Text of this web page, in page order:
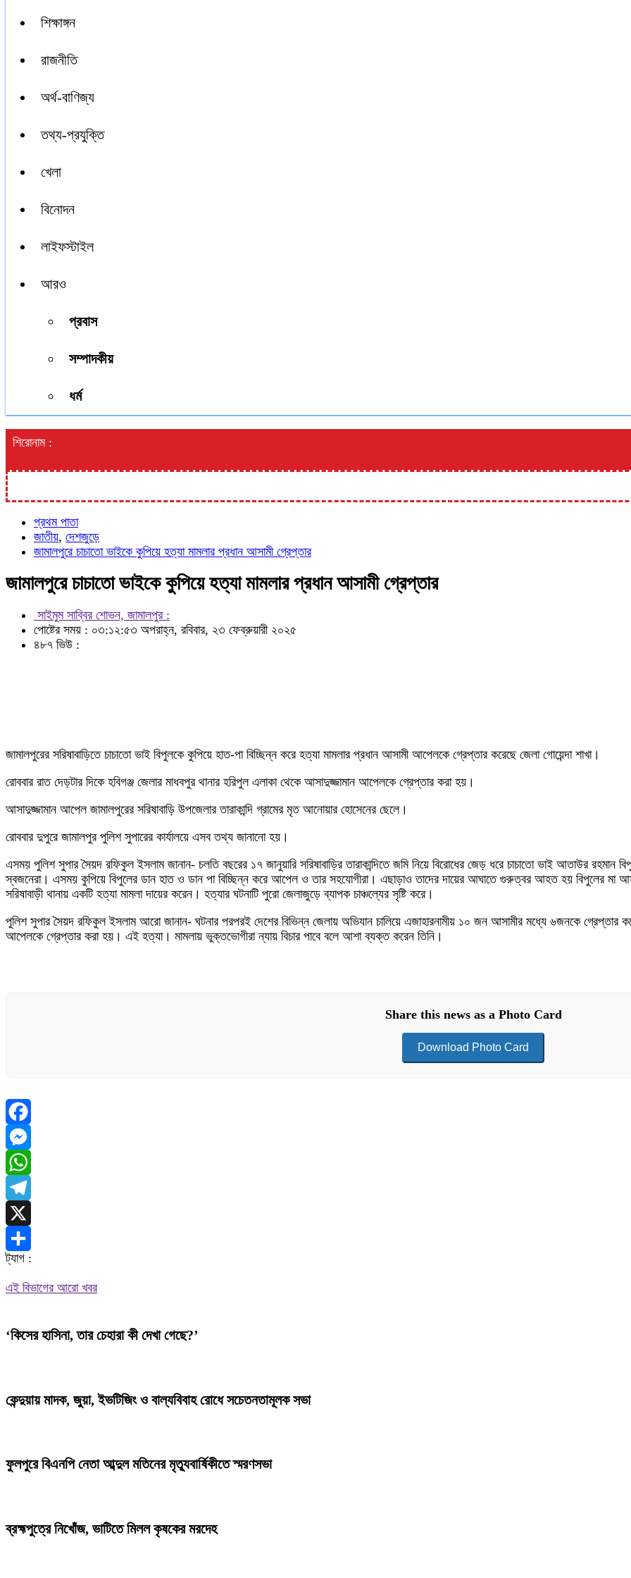
শিক্ষাঙ্গন
রাজনীতি
অর্থ-বাণিজ্য
তথ্য-প্রযুক্তি
খেলা
বিনোদন
লাইফস্টাইল
আরও
প্রবাস
সম্পাদকীয়
ধর্ম
শিরোনাম :
প্রথম পাতা
জাতীয়, দেশজুড়ে
জামালপুরে চাচাতো ভাইকে কুপিয়ে হত্যা মামলার প্রধান আসামী গ্রেপ্তার
জামালপুরে চাচাতো ভাইকে কুপিয়ে হত্যা মামলার প্রধান আসামী গ্রেপ্তার
সাইমুম সাব্বির শোভন, জামালপুর :
পোষ্টের সময় : ০৩:১২:৫৩ অপরাহ্ন, রবিবার, ২৩ ফেব্রুয়ারী ২০২৫
৪৮৭ ভিউ :
জামালপুরের সরিষাবাড়িতে চাচাতো ভাই বিপুলকে কুপিয়ে হাত-পা বিচ্ছিন্ন করে হত্যা মামলার প্রধান আসামী আপেলকে গ্রেপ্তার করেছে জেলা গোয়েন্দা শাখা।
রোববার রাত দেড়টার দিকে হবিগঞ্জ জেলার মাধবপুর থানার হরিপুল এলাকা থেকে আসাদুজ্জামান আপেলকে গ্রেপ্তার করা হয়।
আসাদুজ্জামান আপেল জামালপুরের সরিষাবাড়ি উপজেলার তারাকান্দি গ্রামের মৃত আনোয়ার হোসেনের ছেলে।
রোববার দুপুরে জামালপুর পুলিশ সুপারের কার্যালয়ে এসব তথ্য জানানো হয়।
এসময় পুলিশ সুপার সৈয়দ রফিকুল ইসলাম জানান- চলতি বছরের ১৭ জানুয়ারি সরিষাবাড়ির তারাকান্দিতে জমি নিয়ে বিরোধের জেড় ধরে চাচাতো ভাই আতাউর রহমান
স্বজনেরা। এসময় কুপিয়ে বিপুলের ডান হাত ও ডান পা বিচ্ছিন্ন করে আপেল ও তার সহযোগীরা। এছাড়াও তাদের দায়ের আঘাতে গুরুত্বর আহত হয় বিপুলের মা
সরিষাবাড়ী থানায় একটি হত্যা মামলা দায়ের করেন। হত্যার ঘটনাটি পুরো জেলাজুড়ে ব্যাপক চাঞ্চল্যের সৃষ্টি করে।
পুলিশ সুপার সৈয়দ রফিকুল ইসলাম আরো জানান- ঘটনার পরপরই দেশের বিভিন্ন জেলায় অভিযান চালিয়ে এজাহারনামীয় ১০ জন আসামীর মধ্যে ৬জনকে গ্রেপ্তার
আপেলকে গ্রেপ্তার করা হয়। এই হত্যা। মামলায় ভুক্তভোগীরা ন্যায় বিচার পাবে বলে আশা ব্যক্ত করেন তিনি।
Share this news as a Photo Card
Download Photo Card
Facebook
Messenger
WhatsApp
Telegram
X
Share
ট্যাগ :
এই বিভাগের আরো খবর
‘কিসের হাসিনা, তার চেহারা কী দেখা গেছে?’
কেন্দুয়ায় মাদক, জুয়া, ইভটিজিং ও বাল্যবিবাহ রোধে সচেতনতামূলক সভা
ফুলপুরে বিএনপি নেতা আব্দুল মতিনের মৃত্যুবার্ষিকীতে স্মরণসভা
ব্রহ্মপুত্রে নিখোঁজ, ভাটিতে মিলল কৃষকের মরদেহ